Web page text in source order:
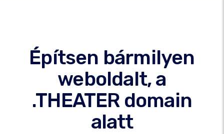
Építsen bármilyen
weboldalt, a
.THEATER domain
alatt